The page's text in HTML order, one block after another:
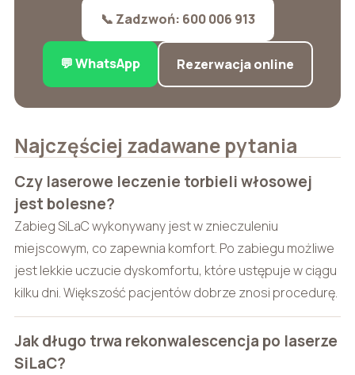
📞 Zadzwoń: 600 006 913
💬 WhatsApp Rezerwacja online
Najczęściej zadawane pytania
Czy laserowe leczenie torbieli włosowej
jest bolesne?
Zabieg SiLaC wykonywany jest w znieczuleniu
miejscowym, co zapewnia komfort. Po zabiegu możliwe
jest lekkie uczucie dyskomfortu, które ustępuje w ciągu
kilku dni. Większość pacjentów dobrze znosi procedurę.
Jak długo trwa rekonwalescencja po laserze
SiLaC?